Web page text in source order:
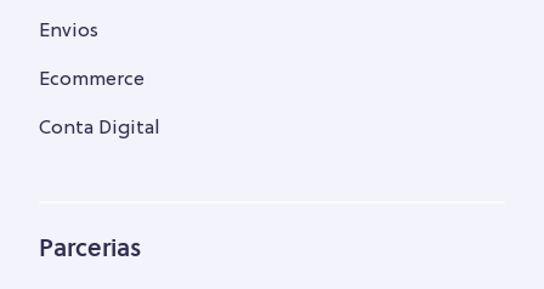
Envios
Ecommerce
Conta Digital
Parcerias